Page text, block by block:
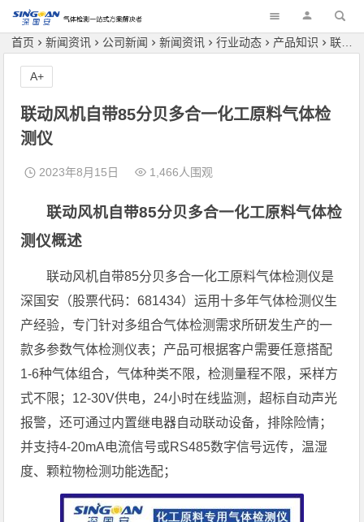
深国安
首页 新闻资讯 公司新闻 新闻资讯 行业动态 产品知识 联动风机自带85分贝多合一化工原料气体检测仪
联动风机自带85分贝多合一化工原料气体检
测仪
2023年8月15日 1,466人围观
联动风机自带85分贝多合一化工原料气体检
测仪概述
联动风机自带85分贝多合一化工原料气体检测仪是
深国安（股票代码：681434）运用十多年气体检测仪生
产经验，专门针对多组合气体检测需求所研发生产的一
款多参数气体检测仪表；产品可根据客户需要任意搭配
1-6种气体组合，气体种类不限，检测量程不限，采样方
式不限；12-30V供电，24小时在线监测，超标自动声光
报警，还可通过内置继电器自动联动设备，排除险情；
并支持4-20mA电流信号或RS485数字信号远传，温湿
度、颗粒物检测功能选配；
A+